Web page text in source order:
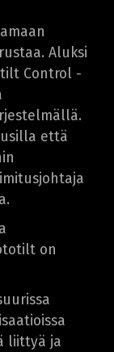
Aluksi
Control -
että
on
liittyä ja